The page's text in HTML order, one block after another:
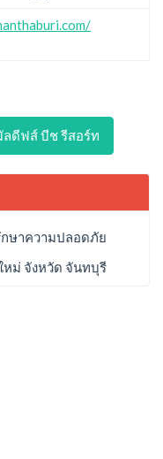
ดีฟส์ บีช รีสอร์ท
ษาความปลอดภัย
หม่ จังหวัด จันทบุรี